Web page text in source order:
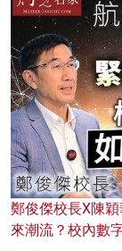
鄭俊傑校長X陳
來潮流？校內數